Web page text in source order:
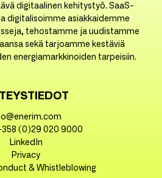
digitaalinen kehitystyö. SaaS-
digitalisoimme asiakkaidemme
tehostamme ja uudistamme
sekä tarjoamme kestäviä
energiamarkkinoiden tarpeisiin.
(0)29 020 9000
LinkedIn
Privacy
& Whistleblowing